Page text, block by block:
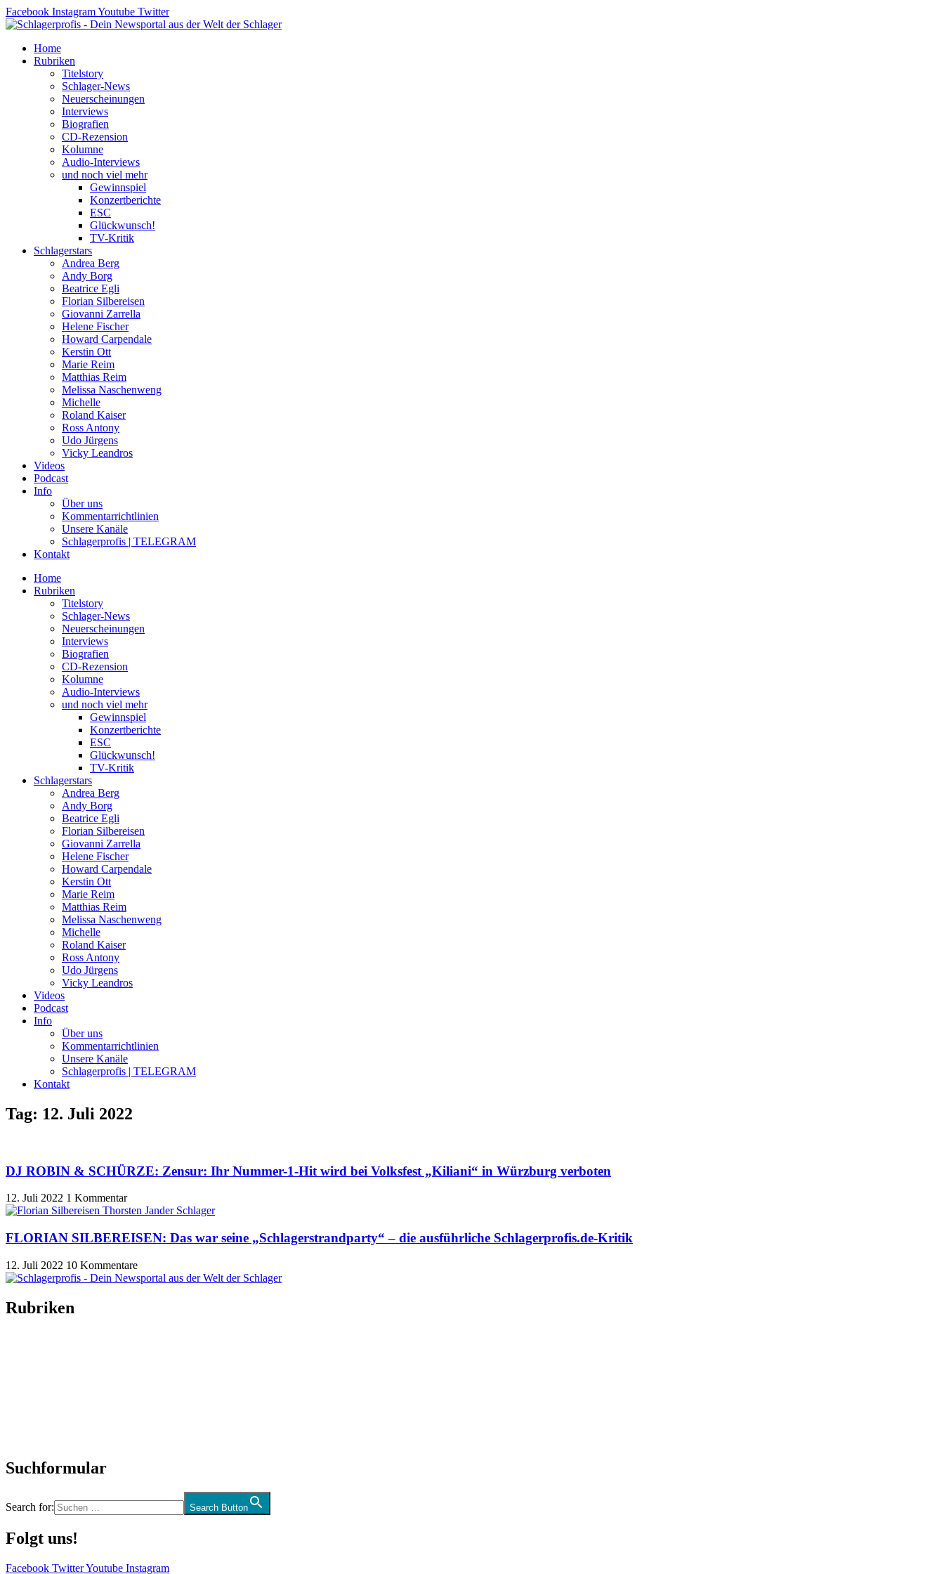
Zum
Inhalt
Facebook InstagramYoutube Twitter
Home
Rubriken
Titelstory
Schlager-News
Neuerscheinungen
Interviews
Biografien
CD-Rezension
Kolumne
Audio-Interviews
und noch viel mehr
Gewinnspiel
Konzertberichte
ESC
Glückwunsch!
TV-Kritik
Schlagerstars
Andrea Berg
Andy Borg
Beatrice Egli
Florian Silbereisen
Giovanni Zarrella
Helene Fischer
Howard Carpendale
Kerstin Ott
Marie Reim
Matthias Reim
Melissa Naschenweng
Michelle
Roland Kaiser
Ross Antony
Udo Jürgens
Vicky Leandros
Videos
Podcast
Info
Über uns
Kommentarrichtlinien
Unsere Kanäle
Schlagerprofis | TELEGRAM
Kontakt
Home
Rubriken
Titelstory
Schlager-News
Neuerscheinungen
Interviews
Biografien
CD-Rezension
Kolumne
Audio-Interviews
und noch viel mehr
Gewinnspiel
Konzertberichte
ESC
Glückwunsch!
TV-Kritik
Schlagerstars
Andrea Berg
Andy Borg
Beatrice Egli
Florian Silbereisen
Giovanni Zarrella
Helene Fischer
Howard Carpendale
Kerstin Ott
Marie Reim
Matthias Reim
Melissa Naschenweng
Michelle
Roland Kaiser
Ross Antony
Udo Jürgens
Vicky Leandros
Videos
Podcast
Info
Über uns
Kommentarrichtlinien
Unsere Kanäle
Schlagerprofis | TELEGRAM
Kontakt
Tag: 12. Juli 2022
DJ ROBIN & SCHÜRZE: Zensur: Ihr Nummer-1-Hit wird bei Volksfest „Kiliani“ in Würzburg verboten
12. Juli 2022 1 Kommentar
FLORIAN SILBEREISEN: Das war seine „Schlagerstrandparty“ – die ausführliche Schlagerprofis.de-Kritik
12. Juli 2022 10 Kommentare
Rubriken
Suchformular
Search for: Search Button
Folgt uns!
Facebook TwitterYoutube Instagram